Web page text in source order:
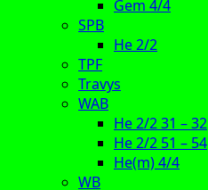
Gem 4/4
SPB
He 2/2
TPF
Travys
WAB
He 2/2 31 – 32
He 2/2 51 – 54
He(m) 4/4
WB